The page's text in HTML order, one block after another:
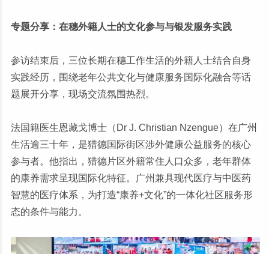
专题分享：在穗外籍人士的文化参与与银发服务实践
参访结束后，三位长期在穗工作生活的外籍人士结合自身
实践经历，围绕老年公共文化与健康服务国际化融合等话
题展开分享，现场交流氛围热烈。
法国籍医生恩藏戈博士（Dr J. Christian Nzengue）在广州
生活逾三十年，是猎德国际街区涉外健康公益服务的核心
参与者。他指出，猎德片区外籍常住人口众多，老年群体
的康养需求呈现国际化特征。广州兼具现代医疗与中医药
智慧的医疗体系，为打造“康养+文化”的一体化社区服务形
态的条件与能力。